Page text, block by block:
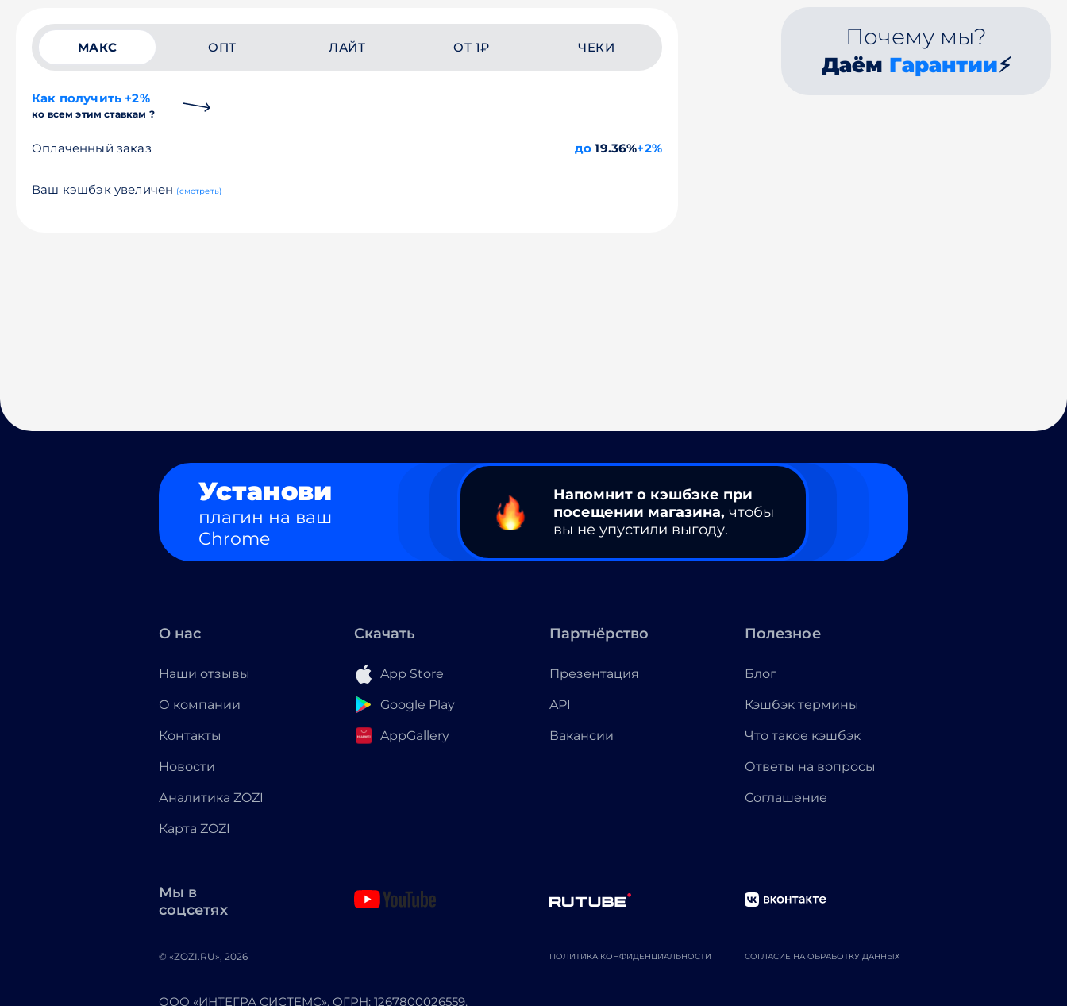
МАКС ОПТ ЛАЙТ ОТ 1₽ ЧЕКИ
Как получить +2%
ко всем этим ставкам ?
Оплаченный заказ до 19.36%+2%
Ваш кэшбэк увеличен (смотреть)
Почему мы?
Даём Гарантии⚡
Установи
плагин на ваш
Chrome
Напомнит о кэшбэке при
посещении магазина, чтобы
вы не упустили выгоду.
О нас
Наши отзывы
О компании
Контакты
Новости
Аналитика ZOZI
Карта ZOZI
Скачать
App Store
Google Play
AppGallery
Партнёрство
Презентация
API
Вакансии
Полезное
Блог
Кэшбэк термины
Что такое кэшбэк
Ответы на вопросы
Соглашение
Мы в
соцсетях
© «ZOZI.RU», 2026 ПОЛИТИКА КОНФИДЕНЦИАЛЬНОСТИ СОГЛАСИЕ НА ОБРАБОТКУ ДАННЫХ
ООО «ИНТЕГРА СИСТЕМС». ОГРН: 1267800026559.